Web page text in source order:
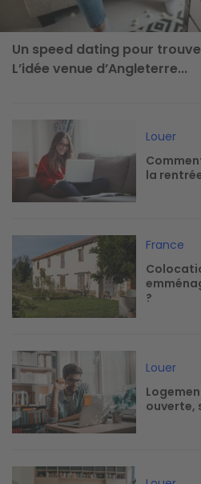
Un speed dating pour
L’idée venue d’Angleterre...
Louer
la
France
?
Image
Louer
ouverte,
Image